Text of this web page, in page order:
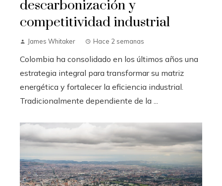
descarbonización y
competitividad industrial
James Whitaker Hace 2 semanas
Colombia ha consolidado en los últimos años una
estrategia integral para transformar su matriz
energética y fortalecer la eficiencia industrial.
Tradicionalmente dependiente de la ...